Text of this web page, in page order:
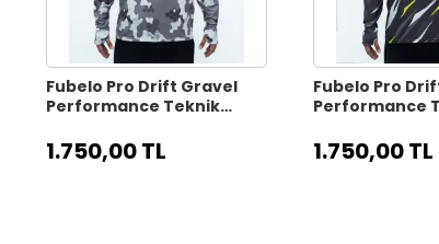
Fubelo Pro Drift Gravel
Performance Teknik
Tişörtü - Gri (2XL Beden)
1.750,00 TL
Fubelo Pro
Performance
Tişörtü - Siyah
Beden)
1.750,00 TL